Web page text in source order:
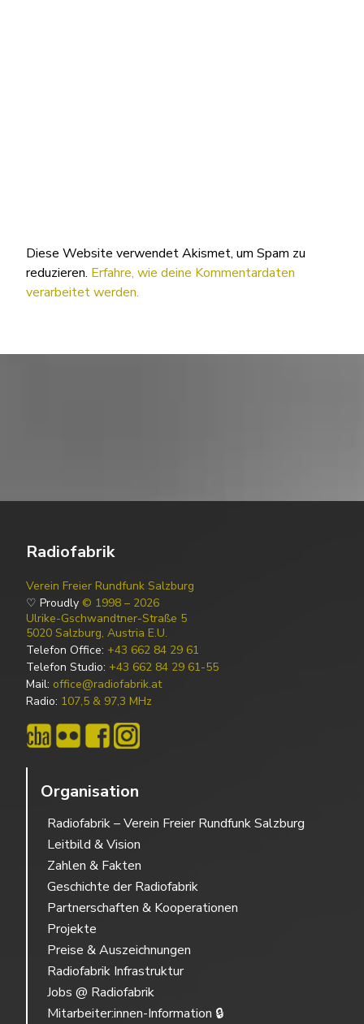
Diese Website verwendet Akismet, um Spam zu
reduzieren. Erfahre, wie deine Kommentardaten
verarbeitet werden.
Radiofabrik
Verein Freier Rundfunk Salzburg
♡ Proudly © 1998 – 2026
Ulrike-Gschwandtner-Straße 5
5020 Salzburg, Austria E.U.
Telefon Office: +43 662 84 29 61
Telefon Studio: +43 662 84 29 61-55
Mail: office@radiofabrik.at
Radio: 107,5 & 97,3 MHz
Organisation
Radiofabrik – Verein Freier Rundfunk Salzburg
Leitbild & Vision
Zahlen & Fakten
Geschichte der Radiofabrik
Partnerschaften & Kooperationen
Projekte
Preise & Auszeichnungen
Radiofabrik Infrastruktur
Jobs @ Radiofabrik
Mitarbeiter:innen-Information 🔒